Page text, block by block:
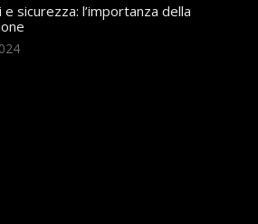
sicurezza: l’importanza della